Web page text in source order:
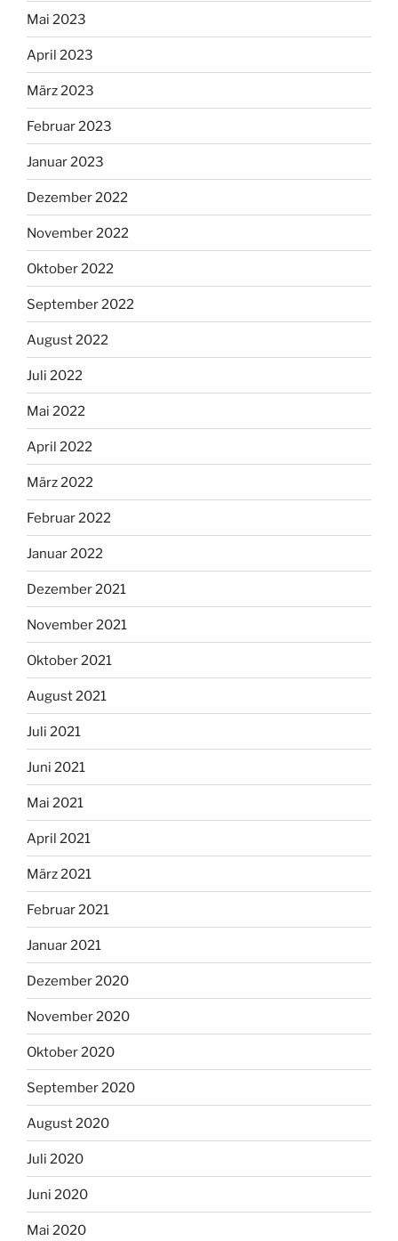
Mai 2023
April 2023
März 2023
Februar 2023
Januar 2023
Dezember 2022
November 2022
Oktober 2022
September 2022
August 2022
Juli 2022
Mai 2022
April 2022
März 2022
Februar 2022
Januar 2022
Dezember 2021
November 2021
Oktober 2021
August 2021
Juli 2021
Juni 2021
Mai 2021
April 2021
März 2021
Februar 2021
Januar 2021
Dezember 2020
November 2020
Oktober 2020
September 2020
August 2020
Juli 2020
Juni 2020
Mai 2020